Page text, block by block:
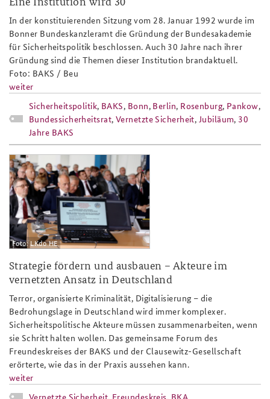
In der konstituierenden Sitzung vom 28. Januar 1992 wurde im
Bonner Bundeskanzleramt die Gründung der Bundesakademie
für Sicherheitspolitik beschlossen. Auch 30 Jahre nach ihrer
Gründung sind die Themen dieser Institution brandaktuell.
Foto: BAKS / Beu
weiter
Sicherheitspolitik, BAKS, Bonn, Berlin, Rosenburg, Pankow,
Bundessicherheitsrat, Vernetzte Sicherheit, Jubiläum, 30
Jahre BAKS
teaser_foto_lkdo_he.png
Foto: LKdo HE
Strategie fördern und ausbauen – Akteure im
vernetzten Ansatz in Deutschland
Terror, organisierte Kriminalität, Digitalisierung – die
Bedrohungslage in Deutschland wird immer komplexer.
Sicherheitspolitische Akteure müssen zusammenarbeiten, wenn
sie Schritt halten wollen. Das gemeinsame Forum des
Freundeskreises der BAKS und der Clausewitz-Gesellschaft
erörterte, wie das in der Praxis aussehen kann.
weiter
Vernetzte Sicherheit, Freundeskreis, BKA